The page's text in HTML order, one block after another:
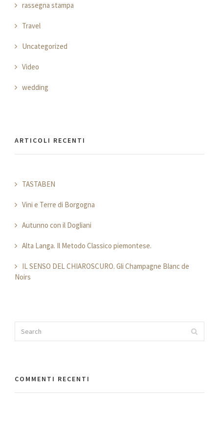
rassegna stampa
Travel
Uncategorized
Video
wedding
ARTICOLI RECENTI
TASTABEN
Vini e Terre di Borgogna
Autunno con il Dogliani
Alta Langa. Il Metodo Classico piemontese.
IL SENSO DEL CHIAROSCURO. Gli Champagne Blanc de
Noirs
for:
Search
COMMENTI RECENTI